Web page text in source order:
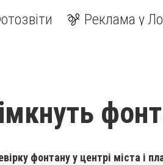
Реклама у
фонтану у центрі міста і